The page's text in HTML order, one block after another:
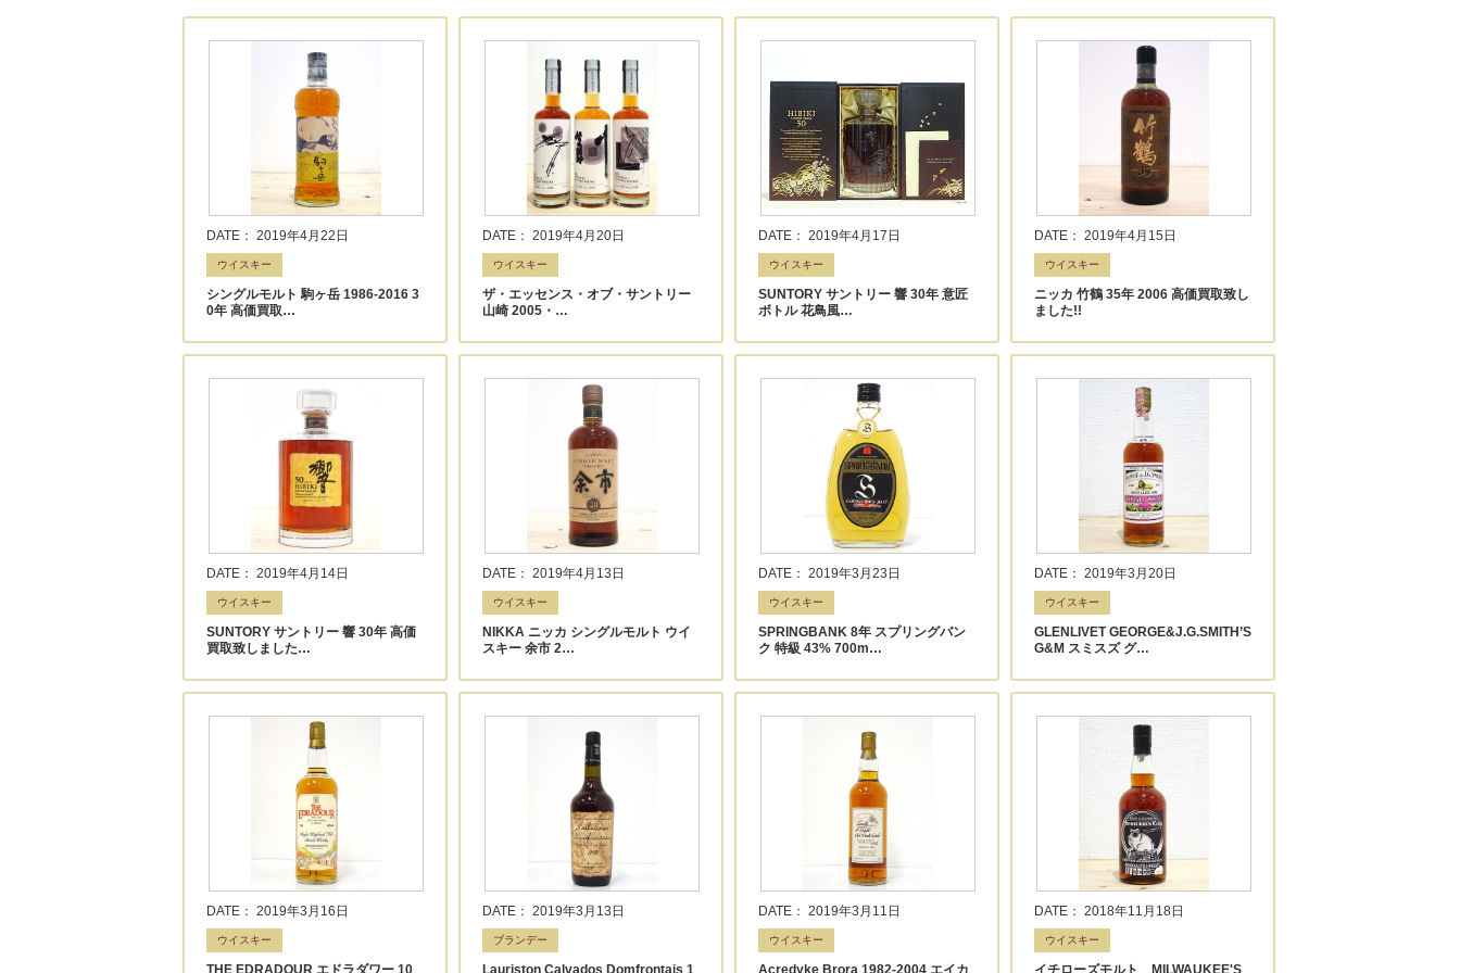
DATE： 2019年4月22日
ウイスキー
シングルモルト 駒ヶ岳 1986-2016 3
0年 高価買取…
DATE： 2019年4月20日
ウイスキー
ザ・エッセンス・オブ・サントリー
山崎 2005・…
DATE： 2019年4月17日
ウイスキー
SUNTORY サントリー 響 30年 意匠
ボトル 花鳥風…
DATE： 2019年4月15日
ウイスキー
ニッカ 竹鶴 35年 2006 高価買取致し
ました!!
DATE： 2019年4月14日
ウイスキー
SUNTORY サントリー 響 30年 高価
買取致しました…
DATE： 2019年4月13日
ウイスキー
NIKKA ニッカ シングルモルト ウイ
スキー 余市 2…
DATE： 2019年3月23日
ウイスキー
SPRINGBANK 8年 スプリングバン
ク 特級 43% 700m…
DATE： 2019年3月20日
ウイスキー
GLENLIVET GEORGE&J.G.SMITH’S
G&M スミスズ グ…
DATE： 2019年3月16日
ウイスキー
THE EDRADOUR エドラダワー 10
DATE： 2019年3月13日
ブランデー
Lauriston Calvados Domfrontais 1
DATE： 2019年3月11日
ウイスキー
Acredyke Brora 1982-2004 エイカ
DATE： 2018年11月18日
ウイスキー
イチローズモルト MILWAUKEE'S